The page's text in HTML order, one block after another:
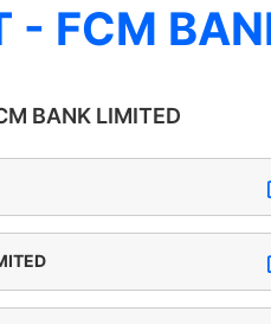
- FCM
BANK LIMITED